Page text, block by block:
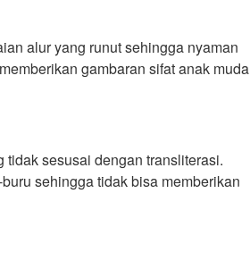
alur yang runut sehingga nyaman
gambaran sifat anak muda
sesusai dengan transliterasi.
sehingga tidak bisa memberikan